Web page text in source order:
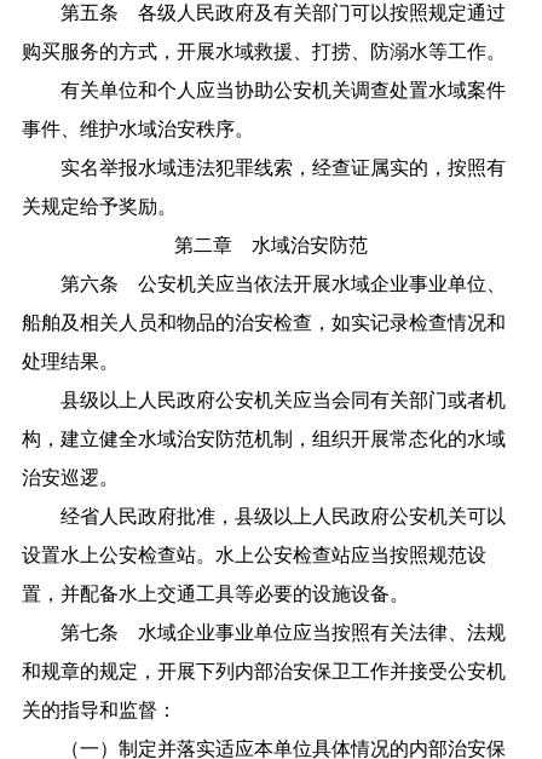
第五条 各级人民政府及有关部门可以按照规定通过
购买服务的方式，开展水域救援、打捞、防溺水等工作。
有关单位和个人应当协助公安机关调查处置水域案件
事件、维护水域治安秩序。
实名举报水域违法犯罪线索，经查证属实的，按照有
关规定给予奖励。
第二章 水域治安防范
第六条 公安机关应当依法开展水域企业事业单位、
船舶及相关人员和物品的治安检查，如实记录检查情况和
处理结果。
县级以上人民政府公安机关应当会同有关部门或者机
构，建立健全水域治安防范机制，组织开展常态化的水域
治安巡逻。
经省人民政府批准，县级以上人民政府公安机关可以
设置水上公安检查站。水上公安检查站应当按照规范设
置，并配备水上交通工具等必要的设施设备。
第七条 水域企业事业单位应当按照有关法律、法规
和规章的规定，开展下列内部治安保卫工作并接受公安机
关的指导和监督：
（一）制定并落实适应本单位具体情况的内部治安保